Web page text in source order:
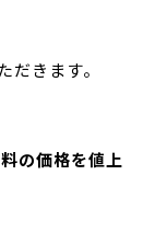
きます。
の価格を値上